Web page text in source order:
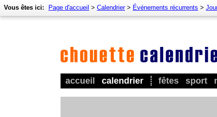
accueil calendrier fêtes sport
Vous êtes ici: Page d'accueil > Calendrier> Événements récurrents >